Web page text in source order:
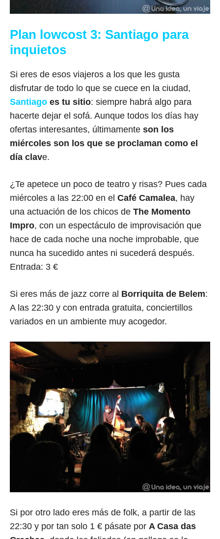
Plan lowcost 3: Santiago para
inquietos
Si eres de esos viajeros a los que les gusta
disfrutar de todo lo que se cuece en la ciudad,
Santiago es tu sitio: siempre habrá algo para
hacerte dejar el sofá. Aunque todos los días hay
ofertas interesantes, últimamente son los
miércoles son los que se proclaman como el
día clave.
¿Te apetece un poco de teatro y risas? Pues cada
miércoles a las 22:00 en el Café Camalea, hay
una actuación de los chicos de The Momento
Impro, con un espectáculo de improvisación que
hace de cada noche una noche improbable, que
nunca ha sucedido antes ni sucederá después.
Entrada: 3 €
Si eres más de jazz corre al Borriquita de Belem:
A las 22:30 y con entrada gratuita, conciertillos
variados en un ambiente muy acogedor.
Si por otro lado eres más de folk, a partir de las
22:30 y por tan solo 1 € pásate por A Casa das